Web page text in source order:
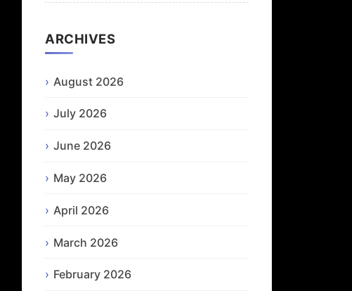
ARCHIVES
August 2026
July 2026
June 2026
May 2026
April 2026
March 2026
February 2026